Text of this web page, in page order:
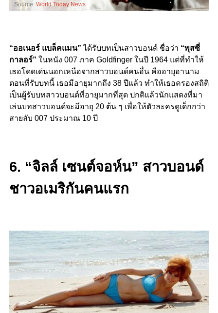
Source: World Today News
“ออเนอร์ แบล็คแมน” ได้รับบทเป็นสาวบอนด์ ชื่อว่า “พุสซี่
กาลอร์” ในหนัง 007 ภาค Goldfinger ในปี 1964 แต่ที่ทำให้
เธอโดดเด่นนอกเหนือจากสาวบอนด์คนอื่น คืออายุอานาม
ตอนที่รับบทนี้ เธอมีอายุมากถึง 38 ปีแล้ว ทำให้เธอครองสถิติ
เป็นผู้รับบทสาวบอนด์ที่อายุมากที่สุด ปกติแล้วนักแสดงที่มา
เล่นบทสาวบอนด์จะมีอายุ 20 ต้น ๆ เพื่อให้ตัวละครดูเด็กกว่า
สายลับ 007 ประมาณ 10 ปี
6. “จิลล์ เซนต์จอห์น” สาวบอนด์
ชาวอเมริกันคนแรก